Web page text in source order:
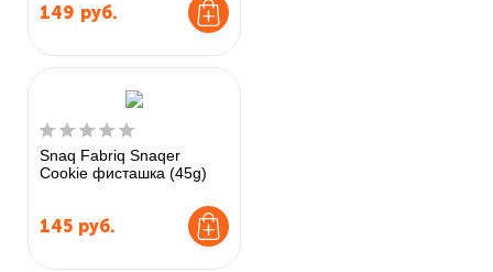
149 руб.
Snaq Fabriq Snaqer
Cookie фисташка (45g)
145 руб.